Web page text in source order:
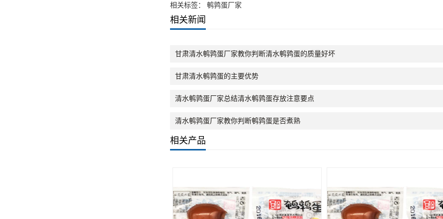
相关标签： 鹌鹑蛋厂家
相关新闻
甘肃清水鹌鹑蛋厂家教你判断清水鹌鹑蛋的质量好坏
甘肃清水鹌鹑蛋的主要优势
清水鹌鹑蛋厂家总结清水鹌鹑蛋存放注意要点
清水鹌鹑蛋厂家教你判断鹌鹑蛋是否煮熟
相关产品